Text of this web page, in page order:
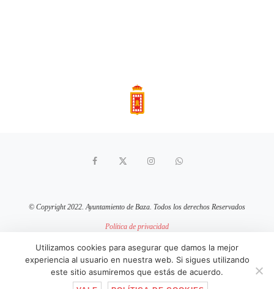
© Copyright 2022. Ayuntamiento de Baza. Todos los derechos Reservados
Política de privacidad
Política de cookies
sitio web mantenido por pixelcero.com
Utilizamos cookies para asegurar que damos la mejor
experiencia al usuario en nuestra web. Si sigues utilizando
este sitio asumiremos que estás de acuerdo.